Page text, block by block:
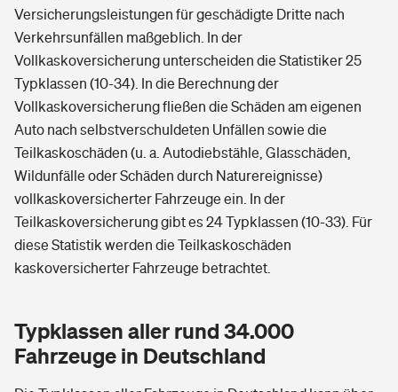
Versicherungsleistungen für geschädigte Dritte nach
Verkehrsunfällen maßgeblich. In der
Vollkaskoversicherung unterscheiden die Statistiker 25
Typklassen (10-34). In die Berechnung der
Vollkaskoversicherung fließen die Schäden am eigenen
Auto nach selbstverschuldeten Unfällen sowie die
Teilkaskoschäden (u. a. Autodiebstähle, Glasschäden,
Wildunfälle oder Schäden durch Naturereignisse)
vollkaskoversicherter Fahrzeuge ein. In der
Teilkaskoversicherung gibt es 24 Typklassen (10-33). Für
diese Statistik werden die Teilkaskoschäden
kaskoversicherter Fahrzeuge betrachtet.
Typklassen aller rund 34.000
Fahrzeuge in Deutschland